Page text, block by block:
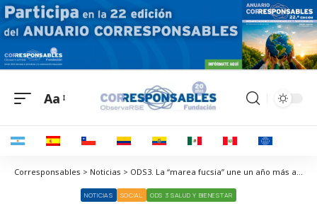
Aa
Corresponsables > Noticias > ODS3. La “marea fucsia” une un año más a las principales asociaciones españolas y latinoamericanas de mujeres que sufren esta enfermedad rara
NOTICIAS SOCIAL ODS 3 SALUD Y BIENESTAR